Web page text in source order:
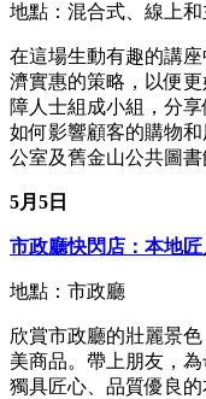
地點：混合式、線上
在這場生動有趣的講
濟實惠的策略，以便
障人士組成小組，分
如何影響顧客的購物
公室及舊金山公共圖書
5月5日
市政廳快閃店：本地
地點：市政廳
欣賞市政廳的壯麗景
美商品。帶上朋友，
獨具匠心、品質優良